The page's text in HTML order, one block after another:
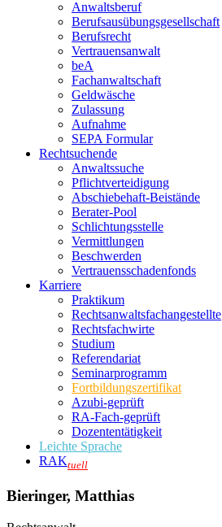
Anwaltsberuf
Berufsausübungs­gesellschaft
Berufsrecht
Vertrauensanwalt
beA
Fachanwaltschaft
Geldwäsche
Zulassung
Aufnahme
SEPA Formular
Rechtsuchende
Anwaltssuche
Pflichtverteidigung
Abschiebehaft-Beistände
Berater-Pool
Schlichtungsstelle
Vermittlungen
Beschwerden
Vertrauensschadenfonds
Karriere
Praktikum
Rechtsanwalts­fachangestellte
Rechtsfachwirte
Studium
Referendariat
Seminarprogramm
Fortbildungszertifikat
Azubi-geprüft
RA-Fach-geprüft
Dozententätigkeit
Leichte Sprache
RAKtuell
Bieringer, Matthias